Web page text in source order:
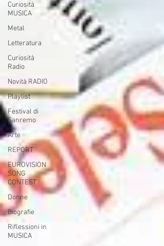
Curiosità
MUSICA
Metal
Letteratura
Curiosità
Radio
Novità RADIO
Playlist
Festival di
Sanremo
Arte
REPORT
EUROVISION
SONG
CONTEST
Donne
Biografie
Riflessioni in
MUSICA